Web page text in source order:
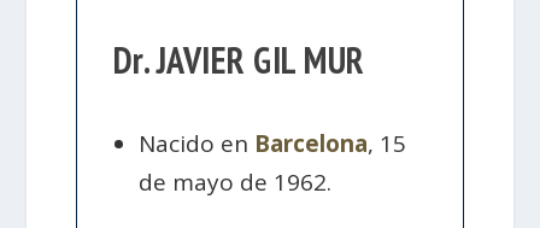
Dr. JAVIER GIL MUR
Nacido en Barcelona, 15
de mayo de 1962.